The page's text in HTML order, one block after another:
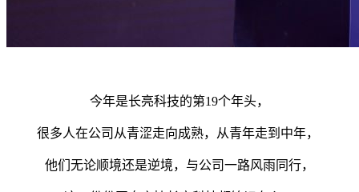
今年是长亮科技的第19个年头，
很多人在公司从青涩走向成熟，从青年走到中年，
他们无论顺境还是逆境，与公司一路风雨同行，